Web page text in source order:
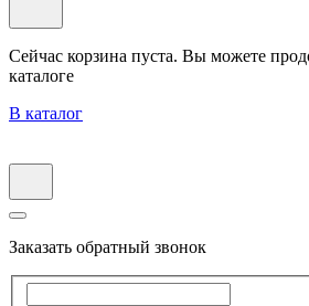
Сейчас корзина пуста. Вы можете
каталоге
В каталог
Заказать обратный звонок